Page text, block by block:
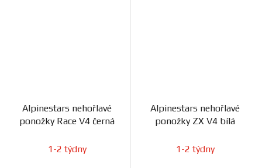
Alpinestars nehořlavé
ponožky Race V4 černá
1-2 týdny
Alpinestars nehořlavé
ponožky ZX V4 bílá
1-2 týdny